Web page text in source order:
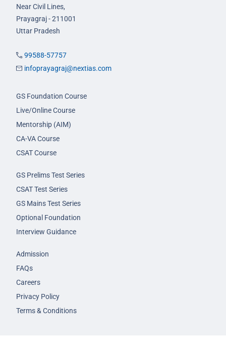
Near Civil Lines,
Prayagraj - 211001
Uttar Pradesh
99588-57757
infoprayagraj@nextias.com
GS Foundation Course
Live/Online Course
Mentorship (AIM)
CA-VA Course
CSAT Course
GS Prelims Test Series
CSAT Test Series
GS Mains Test Series
Optional Foundation
Interview Guidance
Admission
FAQs
Careers
Privacy Policy
Terms & Conditions